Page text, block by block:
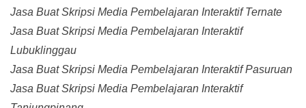
Jasa Buat Skripsi Media Pembelajaran Interaktif Ternate
Jasa Buat Skripsi Media Pembelajaran Interaktif
Lubuklinggau
Jasa Buat Skripsi Media Pembelajaran Interaktif Pasuruan
Jasa Buat Skripsi Media Pembelajaran Interaktif